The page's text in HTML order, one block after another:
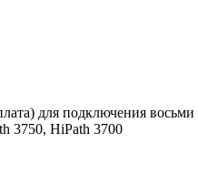
для подключения
3750, HiPath 3700